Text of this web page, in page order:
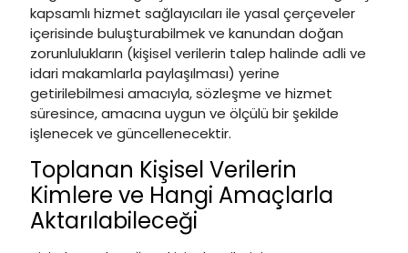
kapsamlı hizmet sağlayıcıları ile yasal çerçeveler
içerisinde buluşturabilmek ve kanundan doğan
zorunlulukların (kişisel verilerin talep halinde adli ve
idari makamlarla paylaşılması) yerine
getirilebilmesi amacıyla, sözleşme ve hizmet
süresince, amacına uygun ve ölçülü bir şekilde
işlenecek ve güncellenecektir.
Toplanan Kişisel Verilerin
Kimlere ve Hangi Amaçlarla
Aktarılabileceği